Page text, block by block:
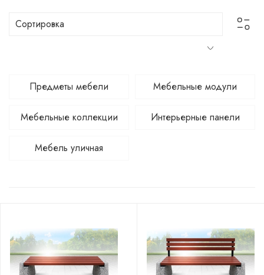
Предметы мебели Мебельные модули
Мебельные коллекции Интерьерные панели
Мебель уличная